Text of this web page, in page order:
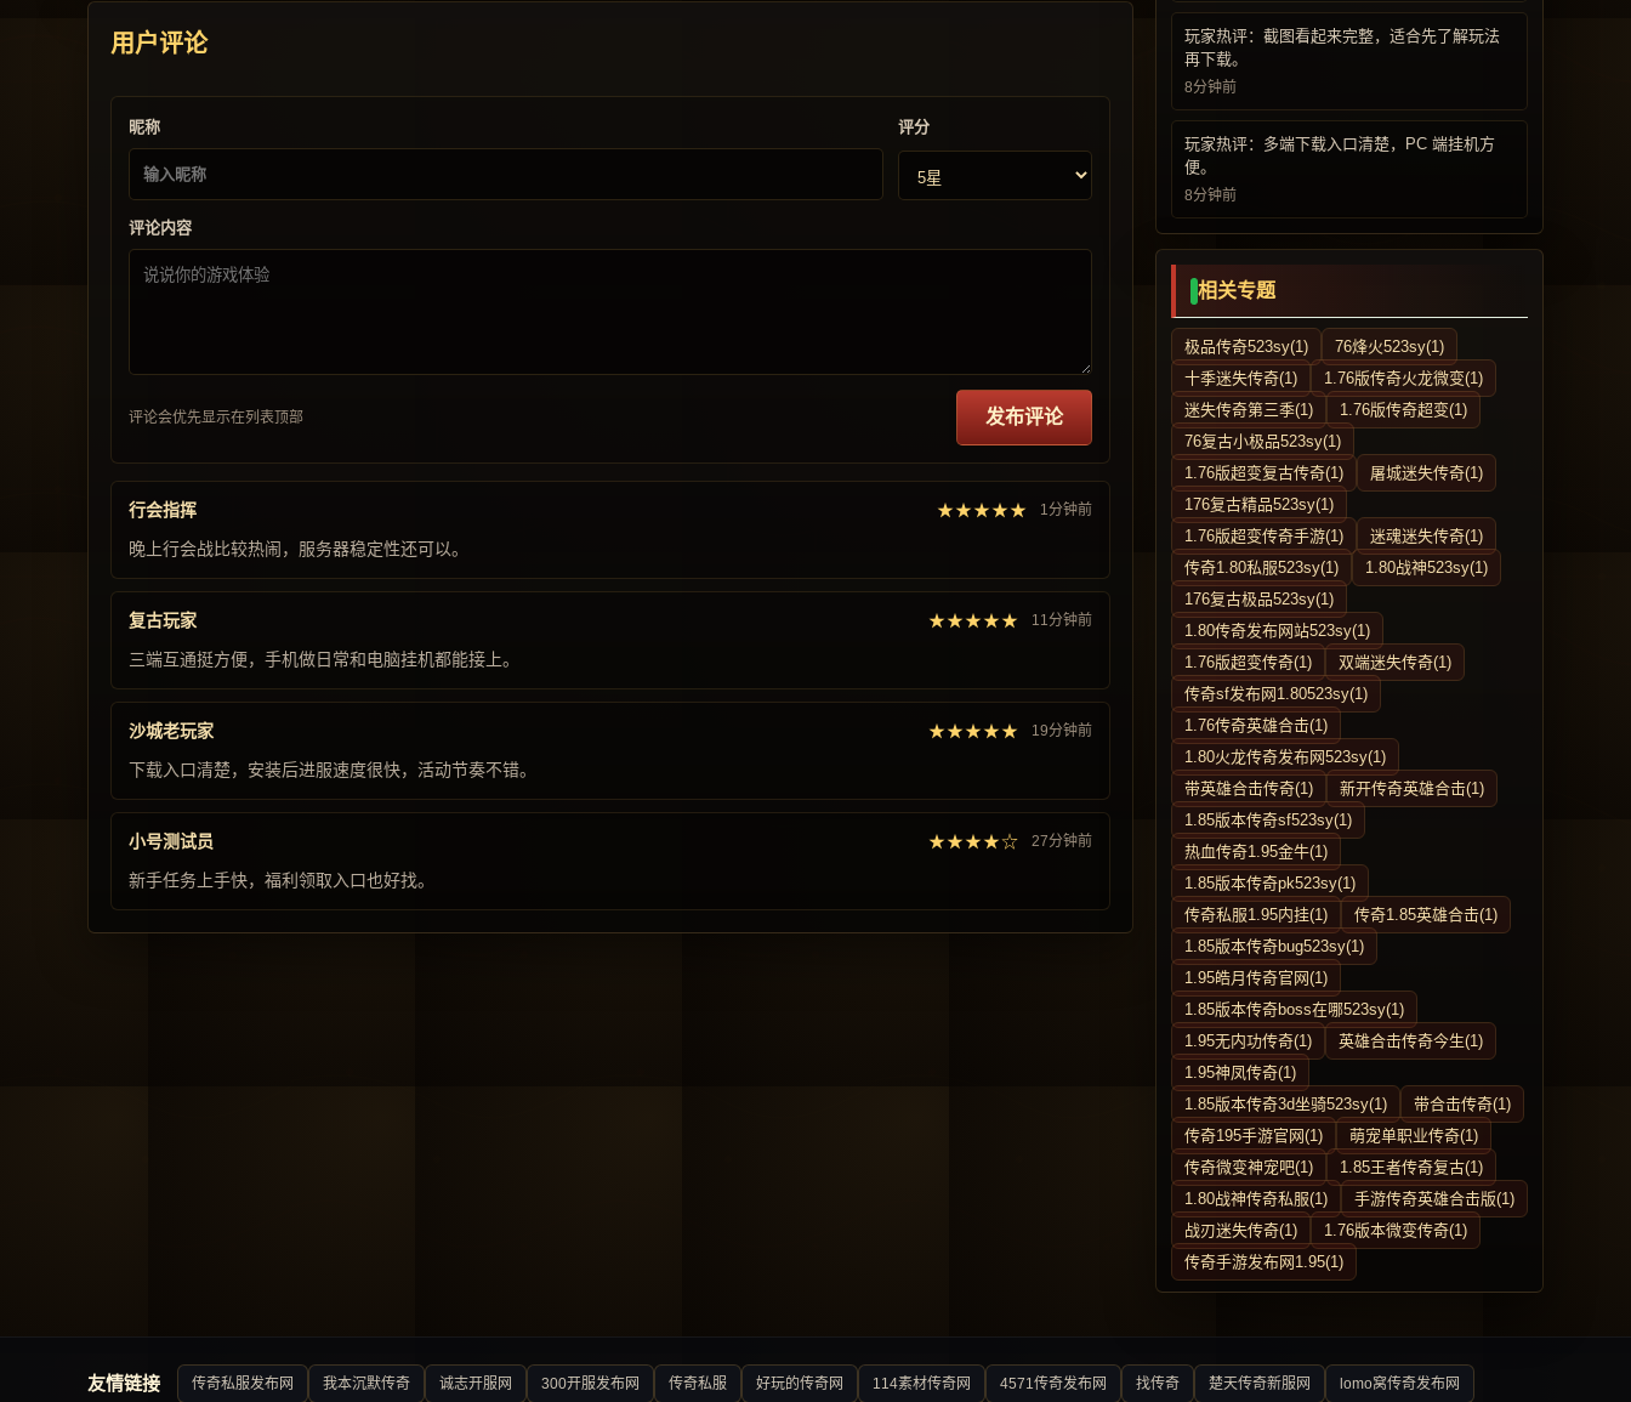
用户评论
昵称 评分
评论内容
评论会优先显示在列表顶部 发布评论
行会指挥 ★★★★★ 1分钟前
晚上行会战比较热闹，服务器稳定性还可以。
复古玩家 ★★★★★ 11分钟前
三端互通挺方便，手机做日常和电脑挂机都能接上。
沙城老玩家 ★★★★★ 19分钟前
下载入口清楚，安装后进服速度很快，活动节奏不错。
小号测试员 ★★★★☆ 27分钟前
新手任务上手快，福利领取入口也好找。
玩家热评：截图看起来完整，适合先了解玩法
再下载。
8分钟前
玩家热评：多端下载入口清楚，PC 端挂机方
便。
8分钟前
相关专题
极品传奇523sy(1)
76烽火523sy(1)
十季迷失传奇(1)
1.76版传奇火龙微变(1)
迷失传奇第三季(1)
1.76版传奇超变(1)
76复古小极品523sy(1)
1.76版超变复古传奇(1)
屠城迷失传奇(1)
176复古精品523sy(1)
1.76版超变传奇手游(1)
迷魂迷失传奇(1)
传奇1.80私服523sy(1)
1.80战神523sy(1)
176复古极品523sy(1)
1.80传奇发布网站523sy(1)
1.76版超变传奇(1)
双端迷失传奇(1)
传奇sf发布网1.80523sy(1)
1.76传奇英雄合击(1)
1.80火龙传奇发布网523sy(1)
带英雄合击传奇(1)
新开传奇英雄合击(1)
1.85版本传奇sf523sy(1)
热血传奇1.95金牛(1)
1.85版本传奇pk523sy(1)
传奇私服1.95内挂(1)
传奇1.85英雄合击(1)
1.85版本传奇bug523sy(1)
1.95皓月传奇官网(1)
1.85版本传奇boss在哪523sy(1)
1.95无内功传奇(1)
英雄合击传奇今生(1)
1.95神凤传奇(1)
1.85版本传奇3d坐骑523sy(1)
带合击传奇(1)
传奇195手游官网(1)
萌宠单职业传奇(1)
传奇微变神宠吧(1)
1.85王者传奇复古(1)
1.80战神传奇私服(1)
手游传奇英雄合击版(1)
战刃迷失传奇(1)
1.76版本微变传奇(1)
传奇手游发布网1.95(1)
友情链接 传奇私服发布网 我本沉默传奇 诚志开服网 300开服发布网 传奇私服 好玩的传奇网 114素材传奇网 4571传奇发布网 找传奇 楚天传奇新服网 lomo窝传奇发布网